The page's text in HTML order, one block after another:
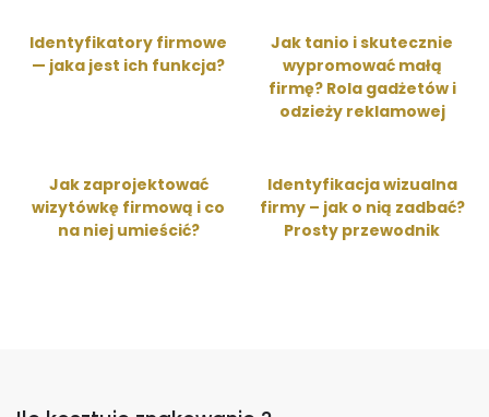
Identyfikatory firmowe
— jaka jest ich funkcja?
Jak tanio i skutecznie
wypromować małą
firmę? Rola gadżetów i
odzieży reklamowej
Jak zaprojektować
wizytówkę firmową i co
na niej umieścić?
Identyfikacja wizualna
firmy – jak o nią zadbać?
Prosty przewodnik